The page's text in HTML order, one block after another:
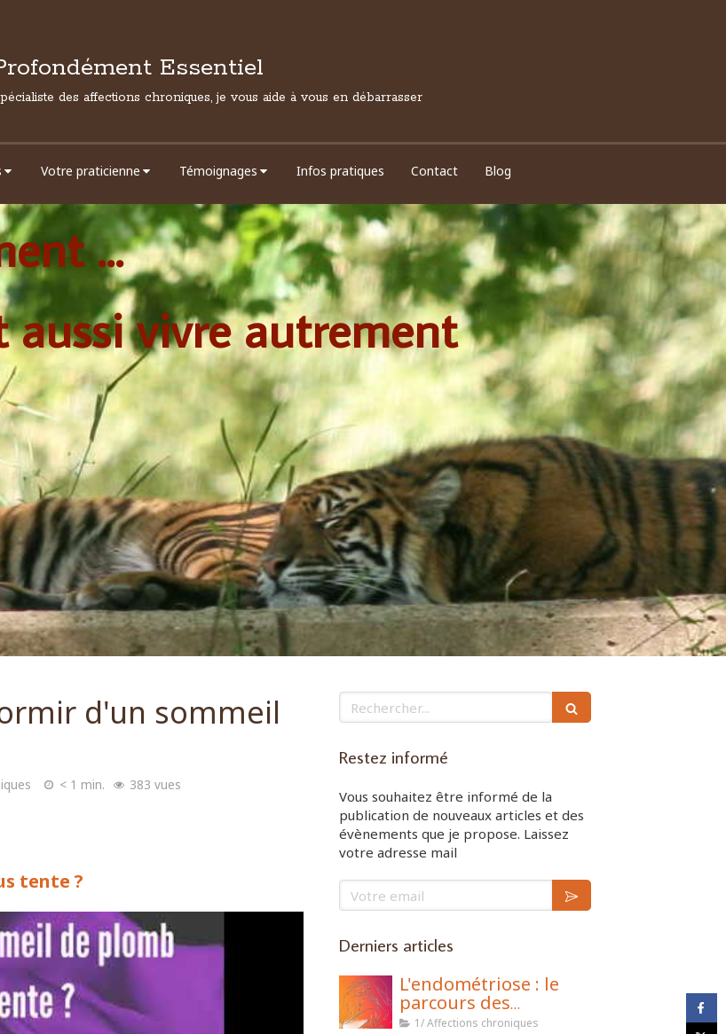
Essentiel
des affections chroniques, je vous aide à vous en débarrasser
Votre praticienne Témoignages Infos pratiques Contact Blog
...
aussi vivre autrement
d'un sommeil
< 1 min. 383 vues
tente ?
Rechercher
Restez informé
Vous souhaitez être informé de la
publication de nouveaux articles et des
évènements que je propose. Laissez
votre adresse mail
Votre email
Derniers articles
L'endométriose : le
parcours des
combattantes
1/ Affections chroniques